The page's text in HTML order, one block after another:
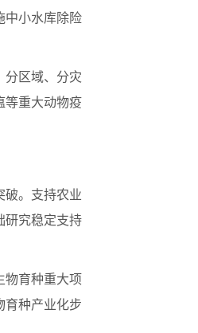
中小水库除险
分区域、分灾
等重大动物疫
破。支持农业
研究稳定支持
物育种重大项
育种产业化步